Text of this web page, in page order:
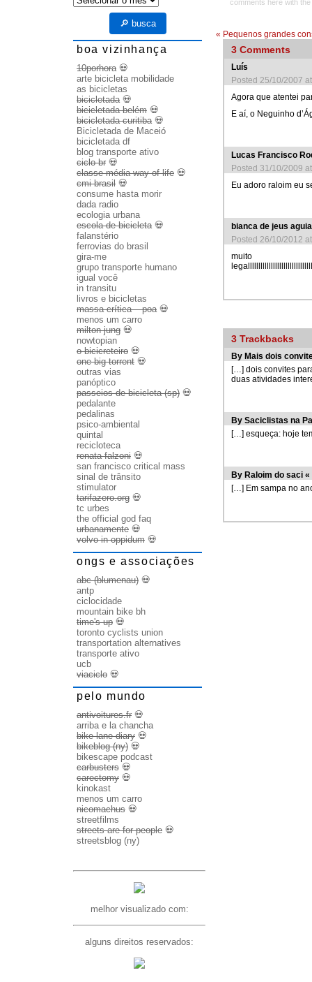
comments here with the
« Pequenos grandes
3 Comments
Luís
Posted 25/10/2007
Agora que atentei
E aí, o Neguinho
Lucas Francisco
Posted 31/10/2009
Eu adoro raloim eu
bianca de jeus
Posted 26/10/2012
muito
3 Trackbacks
By Mais dois
[…] dois convites
duas atividades
By Saciclistas na
[…] esqueça: hoje
By Raloim do saci
[…] Em sampa no
🔎 busca
boa vizinhança
10porhora💀
arte bicicleta mobilidade
as bicicletas
bicicletada💀
bicicletada belém 💀
bicicletada curitiba💀
Bicicletada de Maceió
bicicletada df
blog transporte ativo
ciclo br 💀
classe média way of life 💀
cmi brasil 💀
consume hasta morir
dada radio
ecologia urbana
escola de bicicleta💀
falanstério
ferrovias do brasil
gira-me
grupo transporte humano
igual você
in transitu
livros e bicicletas
massa crítica – poa💀
menos um carro
milton jung 💀
nowtopian
o bicicreteiro 💀
one big torrent 💀
outras vias
panóptico
passeios de bicicleta (sp) 💀
pedalante
pedalinas
psico-ambiental
quintal
recicloteca
renata falzoni 💀
san francisco critical mass
sinal de trânsito
stimulator
tarifazero.org 💀
tc urbes
the official god faq
urbanamente 💀
volvo in oppidum 💀
ongs e associações
abc (blumenau) 💀
antp
ciclocidade
mountain bike bh
time's up 💀
toronto cyclists union
transportation alternatives
transporte ativo
ucb
viaciclo 💀
pelo mundo
antivoitures.fr 💀
arriba e la chancha
bike lane diary 💀
bikeblog (ny) 💀
bikescape podcast
carbusters 💀
carectomy 💀
kinokast
menos um carro
nicomachus 💀
streetfilms
streets are for people 💀
streetsblog (ny)
melhor visualizado com:
alguns direitos reservados: